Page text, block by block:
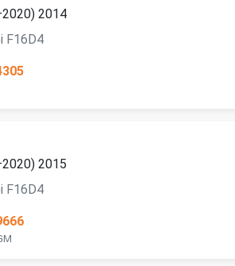
2014
F16D4
2015
F16D4